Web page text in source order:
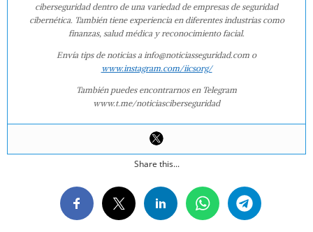
ciberseguridad dentro de una variedad de empresas de seguridad
cibernética. También tiene experiencia en diferentes industrias como
finanzas, salud médica y reconocimiento facial.
Envía tips de noticias a info@noticiasseguridad.com o
www.instagram.com/iicsorg/
También puedes encontrarnos en Telegram
www.t.me/noticiasciberseguridad
Share this...